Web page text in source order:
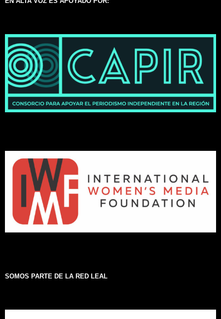
SOMOS PARTE DE LA RED LEAL